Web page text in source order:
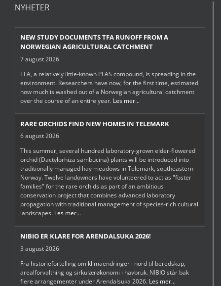
NYHETER
NEW STUDY DOCUMENTS TFA RUNOFF FROM A
NORWEGIAN AGRICULTURAL CATCHMENT
7 august 2026
TFA, a relatively little-known PFAS compound, is spreading in the
environment. Researchers have now, for the first time, estimated
how much is washed out of a Norwegian agricultural catchment
over the course of an entire year. Les mer...
RARE ORCHIDS FIND NEW HOMES IN TELEMARK
6 august 2026
This summer, several hundred laboratory-grown elder-flowered
orchid (Dactylorhiza sambucina) plants will be introduced into
traditionally managed hay meadows in Telemark, southeastern
Norway. Twelve landowners have volunteered to act as "foster
families" for the rare orchids as part of an ambitious
conservation project that combines advanced laboratory
propagation with traditional management of species-rich cultural
landscapes. Les mer...
NIBIO ER KLARE FOR ARENDALSUKA 2026!
3 august 2026
Fra historiefortelling om klimaendringer i nord til beredskap,
arealforvaltning og sirkulærøkonomi i havbruk. NIBIO står bak
flere arrangementer under Arendalsuka 2026. Les mer...